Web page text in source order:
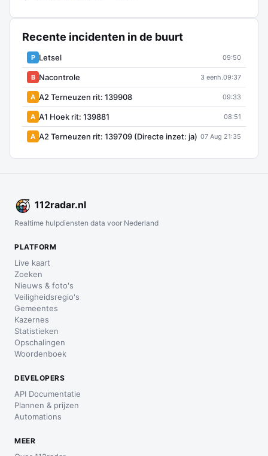
Recente incidenten in de buurt
P Letsel 09:50
B Nacontrole 3 eenh.09:37
A A2 Terneuzen rit: 139908 09:33
A A1 Hoek rit: 139881 08:51
A A2 Terneuzen rit: 139709 (Directe inzet: ja) 07 Aug 21:35
112radar.nl
Realtime hulpdiensten data voor Nederland
PLATFORM
Live kaart
Zoeken
Nieuws & foto's
Veiligheidsregio's
Gemeentes
Kazernes
Statistieken
Opschalingen
Woordenboek
DEVELOPERS
API Documentatie
Plannen & prijzen
Automations
MEER